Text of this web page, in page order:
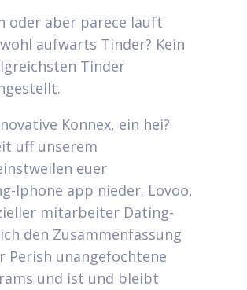
oder aber parece lauft
aufwarts Tinder? Kein
Tinder
Konnex, ein hei?
uff unserem
euer
Iphone app nieder. Lovoo,
mitarbeiter Dating-
den Zusammenfassung
Perish unangefochtene
und ist und bleibt